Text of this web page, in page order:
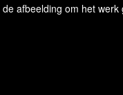
de afbeelding om het